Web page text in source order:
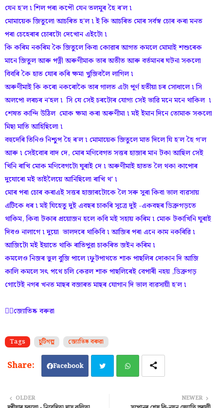
যেন হ'ল ৷ শিল পৰা কপৌ যেন তলমূৰ হৈ ৰ'ল ৷
মোমায়েক জিতুলো আচৰিত হ'ল ৷ ই কি আচৰিত মোৰ সৰ্বস্ব চোৰ কৰা মনত
পৰা চেহেৰাৰ চোৰটো দেখোন এইটো ৷
কি কৰিম নকৰিম কৈ জিতুলে কিবা কোৱাৰ আগত কমলে মোমাই শশুৰেক
মানে জিতুল আৰু পত্নী অৰুণীমাক তাৰ অতীত আৰু বৰ্তমানৰ ঘটনা সকলো
বিবৰি কৈ হাত যোৰ কৰি ক্ষমা খুজিবলৈ লাগিল ৷
অৰুণীমাই কি কৰো নকৰোকৈ তাৰ গালত এটা পূৰ্ণ হতীয়া চৰ সোধালে ৷ সি
অলপো লৰচৰ ন'হল ৷ সি যে সেই চৰটোৰ যোগ্য সেই ভাৱি মনে মনে থাকিল ৷
শেষত কান্দি উঠিল মোক ক্ষমা কৰা অৰুণীমা ৷ মই ইমান দিনে তোমাক সকলো
মিছা মাতি আহিছিলো ৷
বহুদেৰি তিনিও নিশ্চুপ হৈ ৰ'ল ৷ মোমায়েক জিতুলে মাত দিলে যি হ'ল হৈ গ'ল
আৰু ৷ সেইবোৰ বাদ দে, মোৰ মণিবেগত সত্তৰ হাজাৰ মান টকা আছিল সেই
খিনি ৰাখি মোক মণিবেগটো ঘূৰাই দে ৷ অৰুণীমাই হাতত লৈ থকা কাপোৰ
দুযোৰো মই তাইলৈয়ে আনিছিলো ৰাখি থ' ৷
মোৰ পৰা চোৰ কৰাএই সত্তৰ হাজাৰটোকে লৈ সৰু সুৰা কিবা ভাল ব্যৱসায়
এটিকে ধৰ ৷ মই যিহেতু দুই এবছৰ চাকৰি সূত্ৰে দুই -একবছৰ ডিব্ৰুগড়তে
থাকিম, কিবা টকাৰ প্ৰয়োজন হলে কবি মই সহায় কৰিম ৷ মোক টকাখিনি ঘূৰাই
দিবও নালাগে ৷ দুয়ো ভালদৰে থাকিবি ৷ আজিৰ পৰা এনে কাম নকৰিৱি ৷
আজিটো মই ইয়াতে থাকি ৰাতিপুৱা চাকৰিত জইন কৰিম ৷
কমলেও নিজৰ ভুল বুজি পালে ৷ফুটপাথতে শাক পাছলিৰ দোকান দি আজি
কালি কমলে সৎ পথে চলি কেৱল শাক পাছলিৰেই বেপাৰী নহয় ,ডিব্ৰুগড়
গোটেই নগৰ খনত মাছৰ বজাৰত মাছৰ যোগান দি ভাল ব্যৱসায়ী হ'ল ৷
✍🏾জ্যোতিষ্ক বৰুৱা
Tags চুটিগল্প জ্যোতিষ্ক বৰুৱা
Facebook
NEWER
OLDER